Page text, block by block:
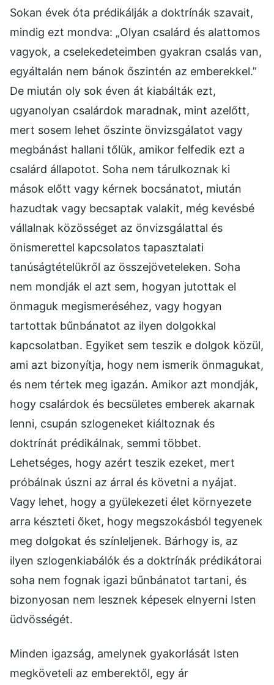
Sokan évek óta prédikálják a doktrínák szavait,
mindig ezt mondva: „Olyan csalárd és alattomos
vagyok, a cselekedeteimben gyakran csalás van,
egyáltalán nem bánok őszintén az emberekkel.”
De miután oly sok éven át kiabálták ezt,
ugyanolyan csalárdok maradnak, mint azelőtt,
mert sosem lehet őszinte önvizsgálatot vagy
megbánást hallani tőlük, amikor felfedik ezt a
csalárd állapotot. Soha nem tárulkoznak ki
mások előtt vagy kérnek bocsánatot, miután
hazudtak vagy becsaptak valakit, még kevésbé
vállalnak közösséget az önvizsgálattal és
önismerettel kapcsolatos tapasztalati
tanúságtételükről az összejöveteleken. Soha
nem mondják el azt sem, hogyan jutottak el
önmaguk megismeréséhez, vagy hogyan
tartottak bűnbánatot az ilyen dolgokkal
kapcsolatban. Egyiket sem teszik e dolgok közül,
ami azt bizonyítja, hogy nem ismerik önmagukat,
és nem tértek meg igazán. Amikor azt mondják,
hogy csalárdok és becsületes emberek akarnak
lenni, csupán szlogeneket kiáltoznak és
doktrínát prédikálnak, semmi többet.
Lehetséges, hogy azért teszik ezeket, mert
próbálnak úszni az árral és követni a nyájat.
Vagy lehet, hogy a gyülekezeti élet környezete
arra készteti őket, hogy megszokásból tegyenek
meg dolgokat és színleljenek. Bárhogy is, az
ilyen szlogenkiabálók és a doktrínák prédikátorai
soha nem fognak igazi bűnbánatot tartani, és
bizonyosan nem lesznek képesek elnyerni Isten
üdvösségét.
Minden igazság, amelynek gyakorlását Isten
megköveteli az emberektől, egy ár